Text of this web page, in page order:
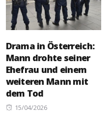
Drama in Österreich:
Mann drohte seiner
Ehefrau und einem
weiteren Mann mit
dem Tod
Posted
15/04/2026